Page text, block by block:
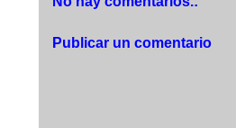
Publicar un comentario